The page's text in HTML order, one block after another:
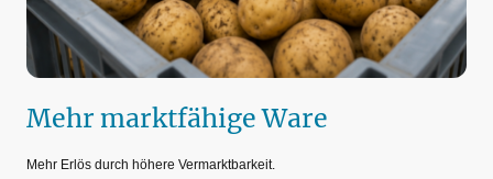
Mehr marktfähige Ware
Mehr Erlös durch höhere Vermarktbarkeit.